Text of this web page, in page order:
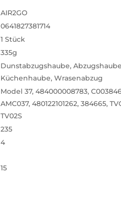
AIR2GO
0641827381714
1 Stück
‎335g
‎Dunstabzugshaube,
Küchenhaube, Wrasenabzug
Model 37, 484000008783,
AMC037, 480122101262, 384665,
TV02S
235
4
15